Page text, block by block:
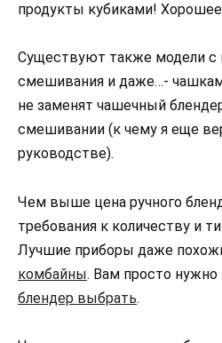
продукты кубиками!
Существуют также модели с
смешивания и даже…-
не заменят чашечный
смешивании (к чему я еще
руководстве).
Чем выше цена ручного
требования к количеству и
Лучшие приборы даже
комбайны. Вам просто нужно
блендер выбрать.